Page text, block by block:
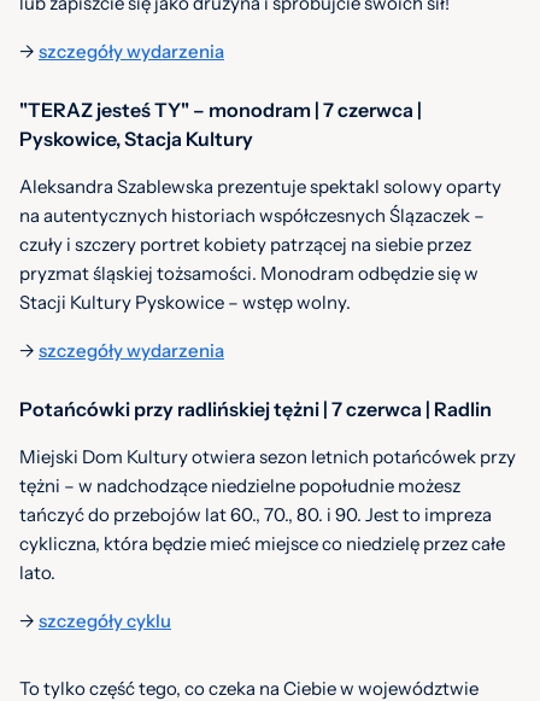
-> szczegóły wydarzenia
"TERAZ jesteś TY" – monodram | 7 czerwca |
Pyskowice, Stacja Kultury
Aleksandra Szablewska prezentuje spektakl solowy oparty
na autentycznych historiach współczesnych Ślązaczek –
czuły i szczery portret kobiety patrzącej na siebie przez
pryzmat śląskiej tożsamości. Monodram odbędzie się w
Stacji Kultury Pyskowice – wstęp wolny.
-> szczegóły wydarzenia
Potańcówki przy radlińskiej tężni | 7 czerwca | Radlin
Miejski Dom Kultury otwiera sezon letnich potańcówek przy
tężni – w nadchodzące niedzielne popołudnie możesz
tańczyć do przebojów lat 60., 70., 80. i 90. Jest to impreza
cykliczna, która będzie mieć miejsce co niedzielę przez całe
lato.
-> szczegóły cyklu
To tylko część tego, co czeka na Ciebie w województwie